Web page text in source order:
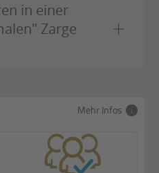
in einer
Zarge
Mehr Infos